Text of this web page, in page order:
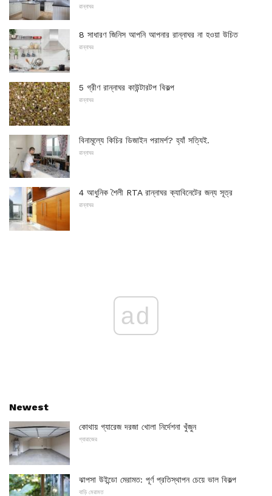
রান্নাঘর
8 সাধারণ জিনিস আপনি আপনার রান্নাঘর না হওয়া উচিত
রান্নাঘর
5 গ্রীণ রান্নাঘর কাউন্টারটপ বিকল্প
রান্নাঘর
বিনামূল্যে কিচির ডিজাইন পরামর্শ? হ্যাঁ সত্যিই.
রান্নাঘর
4 আধুনিক শৈলী RTA রান্নাঘর ক্যাবিনেটের জন্য সূত্র
রান্নাঘর
ad
Newest
কোথায় গ্যারেজ দরজা খোলা নির্দেশনা খুঁজুন
গ্যারাজের
ঝাপসা উইন্ডো মেরামত: পূর্ণ প্রতিস্থাপন চেয়ে ভাল বিকল্প
বাড়ি মেরামত